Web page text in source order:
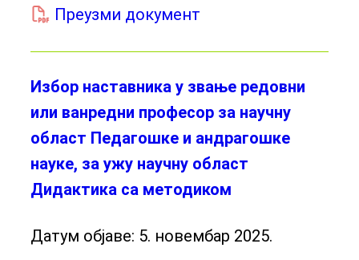
Преузми документ
Избор наставника у звање редовни
или ванредни професор за научну
област Педагошке и андрагошке
науке, за ужу научну област
Дидактика са методиком
Датум објаве: 5. новембар 2025.